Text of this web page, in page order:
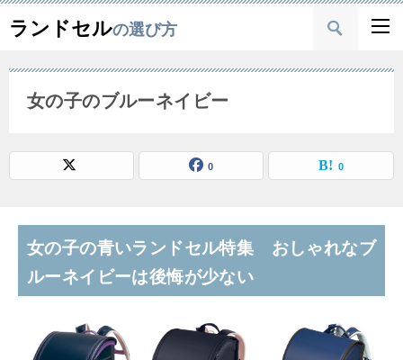
ランドセルの選び方
女の子のブルーネイビー
0 0
女の子の青いランドセル特集 おしゃれなブ
ルーネイビーは後悔が少ない